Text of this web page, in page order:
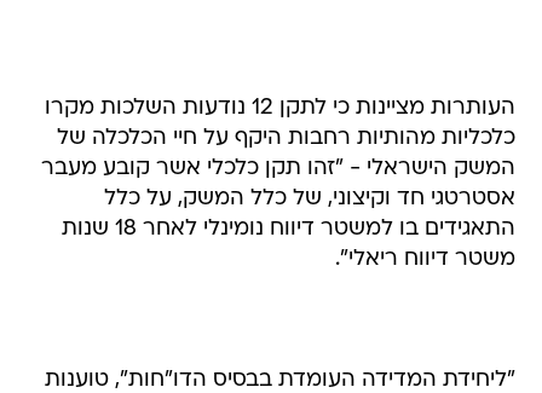
העותרות מציינות כי לתקן 12 נודעות השלכות מקרו
כלכליות מהותיות רחבות היקף על חיי הכלכלה של
המשק הישראלי - "זהו תקן כלכלי אשר קובע מעבר
אסטרטגי חד וקיצוני, של כלל המשק, על כלל
התאגידים בו למשטר דיווח נומינלי לאחר 18 שנות
משטר דיווח ריאלי".
"ליחידת המדידה העומדת בבסיס הדו"חות", טוענות